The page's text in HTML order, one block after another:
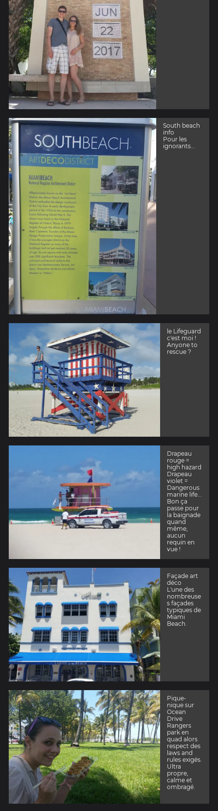
South beach
info
Pour les
ignorants...
le Lifeguard
c'est moi !
Anyone to
rescue ?
Drapeau
rouge =
high hazard
Drapeau
violet =
Dangerous
marine life...
Bon ça
passe pour
la baignade
quand
même,
aucun
requin en
vue !
Façade art
déco
L'une des
nombreuse
s façades
typiques de
Miami
Beach.
Pique-
nique sur
Ocean
Drive
Rangers
park en
quad alors
respect des
laws and
rules exigés.
Ultra
propre,
calme et
ombragé.